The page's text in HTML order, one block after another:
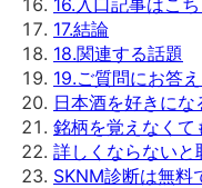
17.結論
18.関連する話題
19.ご質問にお答
日本酒を好きに
銘柄を覚えなくて
詳しくならないと
SKNM診断は無料